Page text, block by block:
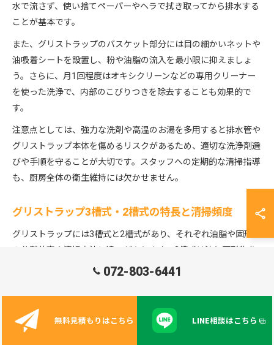
水で流さず、使い捨てペーパーやヘラで拭き取ってから排水する
ことが基本です。
また、グリストラップのバスケット部分には目の細かいネットや
油吸着シートを設置し、粉や油脂の流入を最小限に抑えましょ
う。さらに、月1回程度はオキシクリーンなどの専用クリーナー
を使った洗浄で、内部のこびりつきを除去することも効果的で
す。
注意点としては、強力な洗剤や高温のお湯を多用すると排水管や
グリストラップ本体を傷めるリスクがあるため、適切な洗浄剤選
びや手順を守ることが大切です。スタッフへの定期的な清掃指導
も、厨房全体の衛生維持には欠かせません。
グリストラップ3槽式・2槽式の特長と清掃頻度
グリストラップには3槽式と2槽式があり、それぞれ油脂や固形物
の分離効率や清掃方法に違いがあります。3槽式は油と固形物を
段階的に分離できるため、汚れが溜まりにくく、大阪府の大型店
簡易な構造ですが、詰まりやすいため清掃頻度を高める必要があ
ります。3槽式の場合は週1回以上、2槽式は最低でも週2～3回の
072-803-6441
無料見積もりはこちら LINE相談はこちら